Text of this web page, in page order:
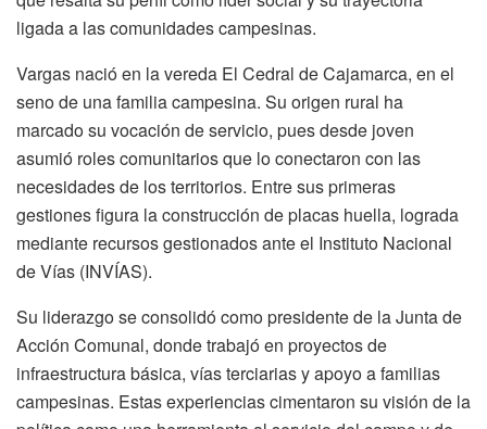
ligada a las comunidades campesinas.
Vargas nació en la vereda El Cedral de Cajamarca, en el
seno de una familia campesina. Su origen rural ha
marcado su vocación de servicio, pues desde joven
asumió roles comunitarios que lo conectaron con las
necesidades de los territorios. Entre sus primeras
gestiones figura la construcción de placas huella, lograda
mediante recursos gestionados ante el Instituto Nacional
de Vías (INVÍAS).
Su liderazgo se consolidó como presidente de la Junta de
Acción Comunal, donde trabajó en proyectos de
infraestructura básica, vías terciarias y apoyo a familias
campesinas. Estas experiencias cimentaron su visión de la